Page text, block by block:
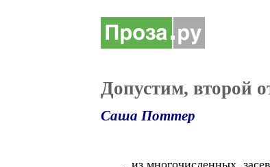
Допустим, второй
Саша Поттер
...из многочисленных,